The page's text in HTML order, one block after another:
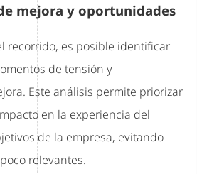
mejora y oportunidades
recorrido, es posible identificar
de tensión y
Este análisis permite priorizar
en la experiencia del
de la empresa, evitando
relevantes.